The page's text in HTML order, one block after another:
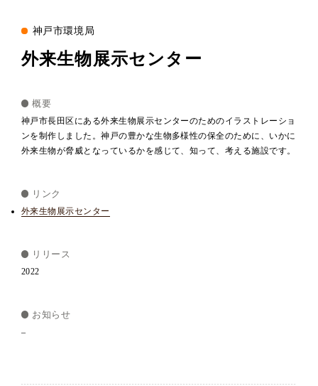
外来生物展示センター
神戸市環境局
概要
神戸市長田区にある外来生物展示センターのためのイラストレーショ
ンを制作しました。神戸の豊かな生物多様性の保全のために、いかに
外来生物が脅威となっているかを感じて、知って、考える施設です。
リンク
外来生物展示センター
リリース
2022
お知らせ
–